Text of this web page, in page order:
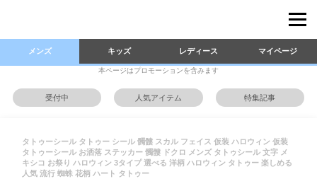
メンズ キッズ レディース マイページ
本ページはプロモーションを含みます
受付中 人気アイテム 特集記事
タトゥーシール タトゥー シール 髑髏 スカル フェイス 仮装 ハロウィン 仮装
タトゥーシール お洒落 ステッカー 髑髏 ドクロ メンズ タトゥシール 文字 メ
キシコ お祭り ハロウィン 3タイプ 選べる 洋柄 ハロウィン タトゥー 楽しめる
人気 流行 蜘蛛 花柄 ハート タトゥー